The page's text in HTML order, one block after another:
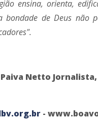
ensina, orienta,
bondade de Deus não
Paiva Netto
-